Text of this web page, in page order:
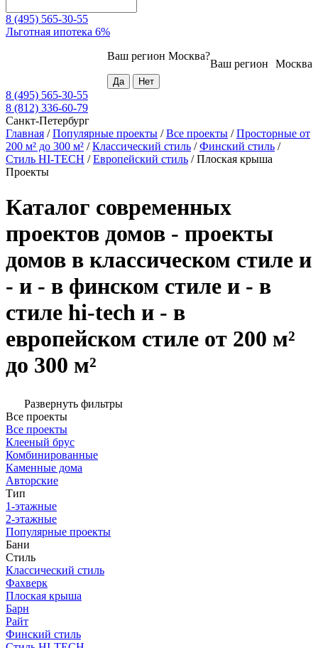
8 (495) 565-30-55
Льготная ипотека 6%
Москва
Ваш регион
Ваш регион Москва?
8 (495) 565-30-55
8 (812) 336-60-79
Санкт-Петербург
Главная /Популярные проекты /Все проекты /Просторные от
200 м² до 300 м² /Классический стиль /Финский стиль /
Стиль HI-TECH /Европейский стиль /Плоская крыша
Проекты
Каталог современных
проектов домов - проекты
домов в классическом стиле и
- и - в финском стиле и - в
стиле hi-tech и - в
европейском стиле от 200 м²
до 300 м²
Развернуть фильтры
Все проекты
Все проекты
Клееный брус
Комбинированные
Каменные дома
Авторские
Тип
1-этажные
2-этажные
Популярные проекты
Бани
Стиль
Классический стиль
Фахверк
Плоская крыша
Барн
Райт
Финский стиль